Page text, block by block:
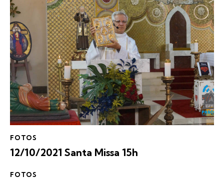
FOTOS
12/10/2021 Santa Missa 15h
FOTOS